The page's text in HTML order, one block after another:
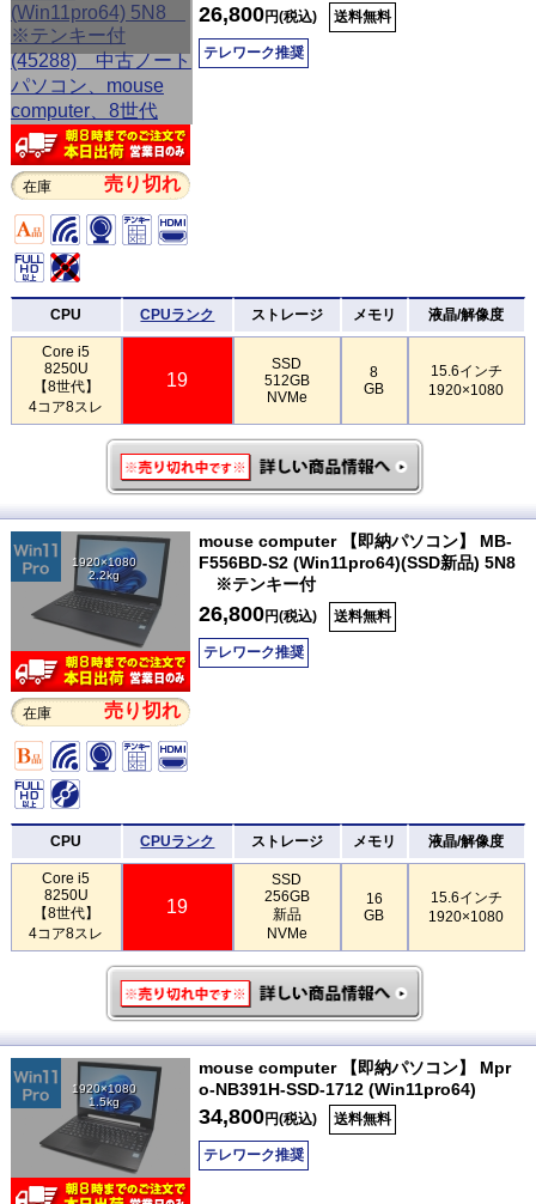
在庫 売り切れ
26,800円(税込) 送料無料
テレワーク推奨
CPU CPUランク ストレージ メモリ 液晶/解像度
Core i5
8250U
【8世代】
4コア8スレ
19
SSD
512GB
NVMe
8
GB
15.6インチ
1920×1080
1920×1080
2.2kg
在庫 売り切れ
mouse computer 【即納パソコン】 MB-
F556BD-S2 (Win11pro64)(SSD新品) 5N8
※テンキー付
26,800円(税込) 送料無料
テレワーク推奨
CPU CPUランク ストレージ メモリ 液晶/解像度
Core i5
8250U
【8世代】
4コア8スレ
19
SSD
256GB
新品
NVMe
16
GB
15.6インチ
1920×1080
1920×1080
1.5kg
mouse computer 【即納パソコン】 Mpr
o-NB391H-SSD-1712 (Win11pro64)
34,800円(税込) 送料無料
テレワーク推奨